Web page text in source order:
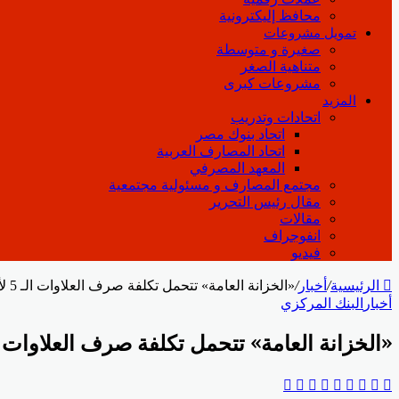
محافظ إليكترونية
تمويل مشروعات
صغيرة و متوسطة
متناهية الصغر
مشروعات كبرى
المزيد
اتحادات وتدريب
اتحاد بنوك مصر
اتحاد المصارف العربية
المعهد المصرفي
مجتمع المصارف و مسئولية مجتمعية
مقال رئيس التحرير
مقالات
انفوجراف
فيديو
الرئيسية/ أخبار/«الخزانة العامة» تتحمل تكلفة صرف العلاوات الـ 5 لأصحاب المعاشات
أخبار البنك المركزي
«الخزانة العامة» تتحمل تكلفة صرف العلاوات الـ 5 لأصحاب
فيسبوك ‫X
لينكدإن
بينتيريست
Odnoklassniki